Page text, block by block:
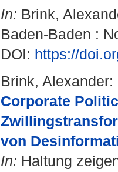
In: Brink,
Baden-Baden :
DOI: https://
Brink, Alexander:
Corporate
von
In: Haltung